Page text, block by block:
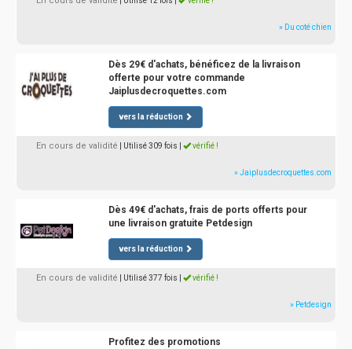
» Du coté chien
Dès 29€ d'achats, bénéficez de la livraison
offerte pour votre commande
Jaiplusdecroquettes.com
vers la réduction
En cours de validité | Utilisé 309 fois vérifié !
» Jaiplusdecroquettes.com
Dès 49€ d'achats, frais de ports offerts pour
une livraison gratuite Petdesign
vers la réduction
En cours de validité | Utilisé 377 fois vérifié !
» Petdesign
Profitez des promotions